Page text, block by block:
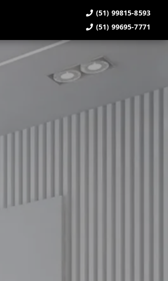
(51) 99815-8593
(51) 99695-7771